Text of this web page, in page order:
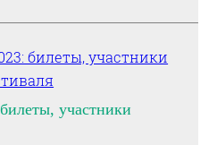
участники